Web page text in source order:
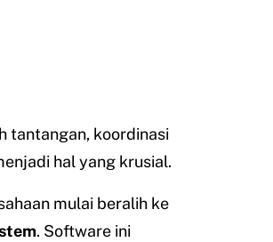
tantangan, koordinasi
hal yang krusial.
mulai beralih ke
. Software ini